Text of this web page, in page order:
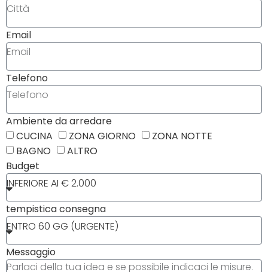
Email
Telefono
Ambiente da arredare
CUCINA
ZONA GIORNO
ZONA NOTTE
BAGNO
ALTRO
Budget
tempistica consegna
Messaggio